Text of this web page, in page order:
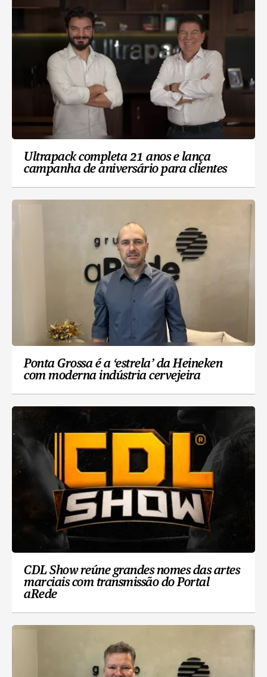
Ultrapack completa 21 anos e lança
campanha de aniversário para clientes
Ponta Grossa é a ‘estrela’ da Heineken
com moderna indústria cervejeira
CDL Show reúne grandes nomes das artes
marciais com transmissão do Portal
aRede